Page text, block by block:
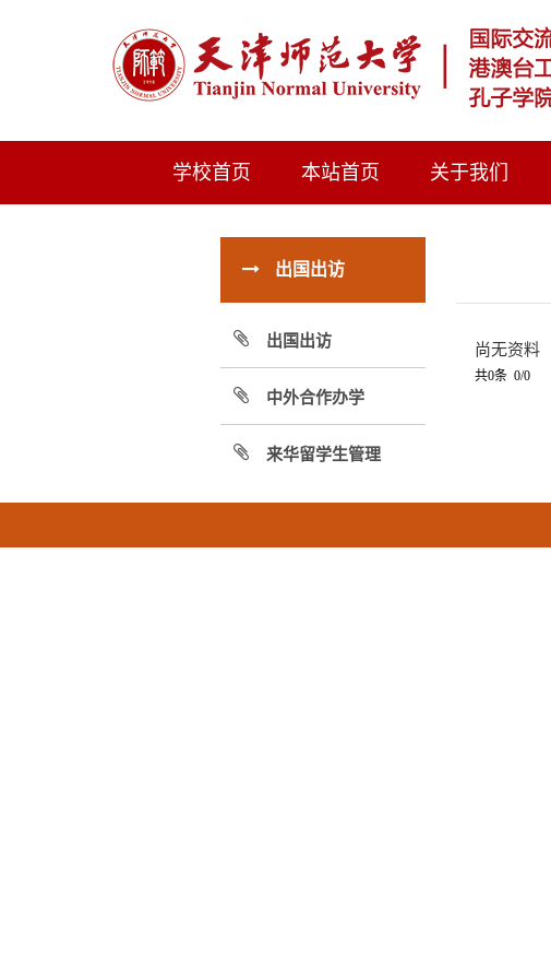
学校首页 本站首页 关于我们
出国出访
出国出访
中外合作办学
来华留学生管理
尚无资料
共0条 0/0